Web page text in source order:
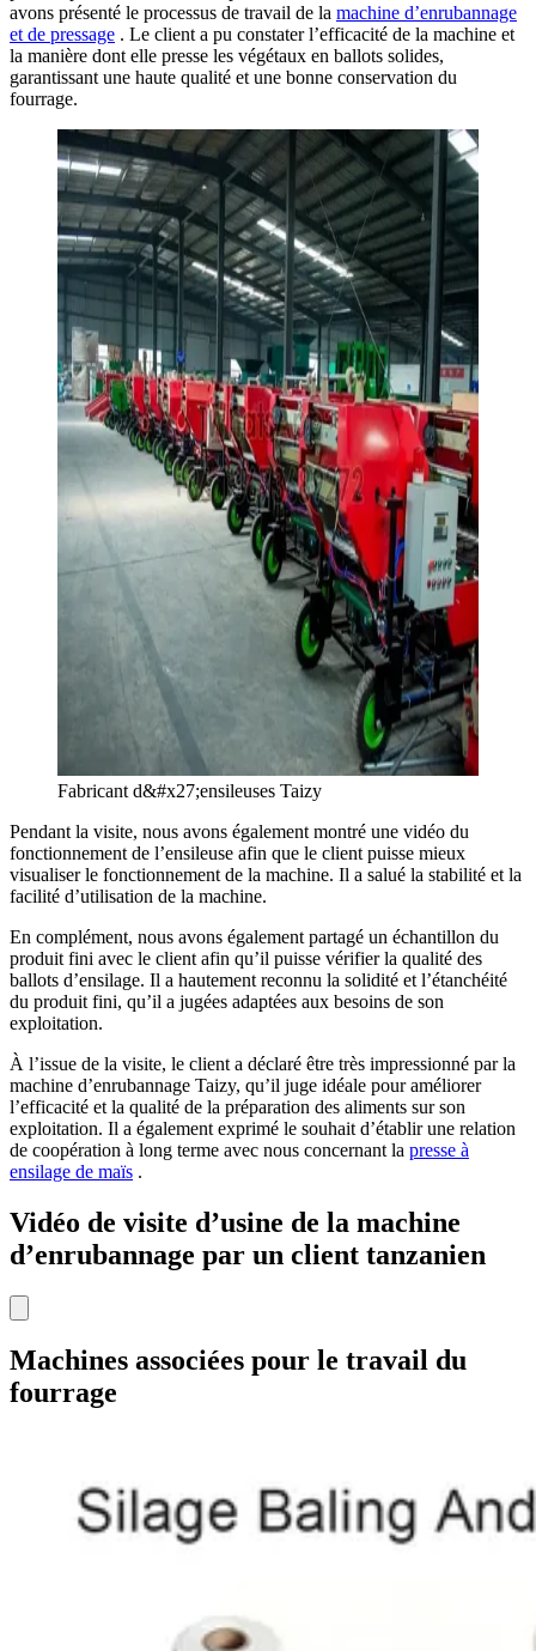
avons présenté le processus de travail de la machine d’enrubannage
et de pressage . Le client a pu constater l’efficacité de la machine et
la manière dont elle presse les végétaux en ballots solides,
garantissant une haute qualité et une bonne conservation du
fourrage.
Fabricant d&#x27;ensileuses Taizy
Pendant la visite, nous avons également montré une vidéo du
fonctionnement de l’ensileuse afin que le client puisse mieux
visualiser le fonctionnement de la machine. Il a salué la stabilité et la
facilité d’utilisation de la machine.
En complément, nous avons également partagé un échantillon du
produit fini avec le client afin qu’il puisse vérifier la qualité des
ballots d’ensilage. Il a hautement reconnu la solidité et l’étanchéité
du produit fini, qu’il a jugées adaptées aux besoins de son
exploitation.
À l’issue de la visite, le client a déclaré être très impressionné par la
machine d’enrubannage Taizy, qu’il juge idéale pour améliorer
l’efficacité et la qualité de la préparation des aliments sur son
exploitation. Il a également exprimé le souhait d’établir une relation
de coopération à long terme avec nous concernant la presse à
ensilage de maïs .
Vidéo de visite d’usine de la machine
d’enrubannage par un client tanzanien
Machines associées pour le travail du
fourrage